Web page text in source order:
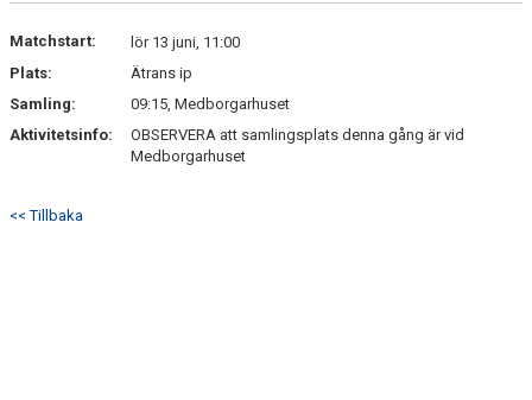
BILDGALLERI
KLUBBSHOP
Matchstart:
lör 13 juni, 11:00
Plats:
Ätrans ip
Samling:
09:15, Medborgarhuset
Aktivitetsinfo:
OBSERVERA att samlingsplats denna gång är vid
Medborgarhuset
<< Tillbaka